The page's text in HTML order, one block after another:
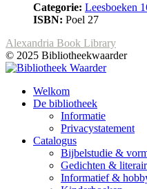
Categorie: Leesboeken
ISBN: Poel 27
Alexandria Book Library
© 2025 Bibliotheekwaarder
Welkom
De bibliotheek
Informatie
Privacystatement
Catalogus
Bijbelstudie &
Gedichten &
Informatief &